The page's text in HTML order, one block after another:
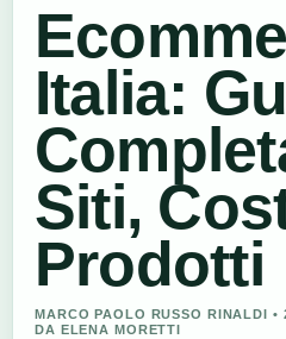
Italia:
Siti,
Prodotti
MARCO PAOLO RUSSO RINALDI •
DA ELENA MORETTI